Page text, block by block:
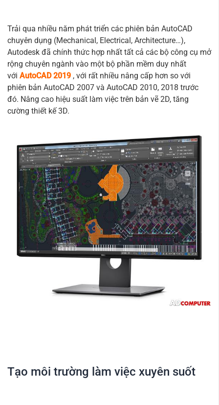
Trải qua nhiều năm phát triển các phiên bản AutoCAD
chuyên dụng (Mechanical, Electrical, Architecture…),
Autodesk đã chính thức hợp nhất tất cả các bộ công cụ mở
rộng chuyên ngành vào một bộ phần mềm duy nhất
với AutoCAD 2019 , với rất nhiều nâng cấp hơn so với
phiên bản AutoCAD 2007 và AutoCAD 2010, 2018 trước
đó. Nâng cao hiệu suất làm việc trên bản vẽ 2D, tăng
cường thiết kế 3D.
Tạo môi trường làm việc xuyên suốt